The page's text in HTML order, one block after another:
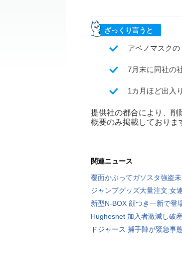
ざっくり言うと
アベノマスク
7月末に同社の
1カ月ほど出入
提供社の都合により、削
概要のみ掲載しておりま
関連ニュース
覆面かぶってガソスタ強盗
ジャンプグッズ大量注文 女
新型N-BOX 顔つき一新で登
Hughesnet 加入者激減し破
ドジャース 捕手陣が緊急事